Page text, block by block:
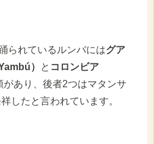
られているルンバにはグア
） と コロンビア
があり、後者2つはマタンサ
したと言われています。